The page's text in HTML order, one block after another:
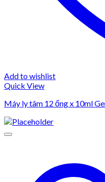
Add to wishlist
Quick View
Máy ly tâm 12 ống x 10ml